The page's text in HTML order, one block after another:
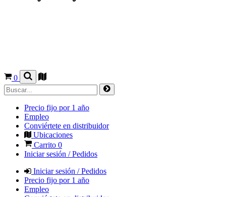
0
Precio fijo por 1 año
Empleo
Conviértete en distribuidor
Ubicaciones
Carrito 0
Iniciar sesión / Pedidos
Iniciar sesión / Pedidos
Precio fijo por 1 año
Empleo